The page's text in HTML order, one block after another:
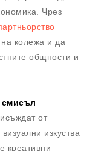
Чрез
колежа и да
общности и
смисъл
от
изкуства
креативни